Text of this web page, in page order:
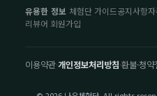
유용한 정보 체험단 가이드공지사항
리뷰어 회원가입
이용약관·개인정보처리방침·환불·청약